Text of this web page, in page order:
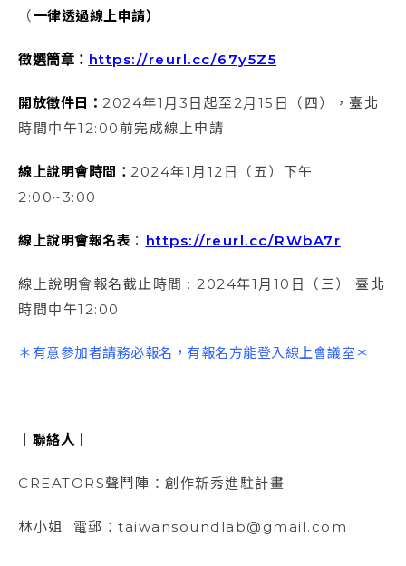
（ 一律透過線上申請）
徵選簡章： https://reurl.cc/67y5Z5
開放徵件日： 2024年1月3日起至2月15日（四），臺北
時間中午12:00前完成線上申請
線上說明會時間： 2024年1月12日（五）下午
2:00~3:00
線上說明會報名表 ： https://reurl.cc/RWbA7r
線上說明會報名截止時間 : 2024年1月10日（三） 臺北
時間中午12:00
＊有意參加者請務必報名，有報名方能登入線上會議室＊
｜聯絡人｜
CREATORS聲鬥陣：創作新秀進駐計畫
林小姐 電郵：taiwansoundlab@gmail.com